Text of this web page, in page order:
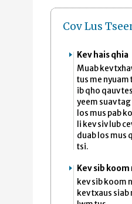
Cov Lus
Kev hais qhia
Muab kev
tus me nyuam
ib qho qauv
yeem suav
los mus pab
li kev siv lub
duab los mus
tsi.
Kev sib
kev sib koom
kev txaus